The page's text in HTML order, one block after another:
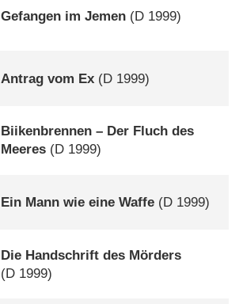
Gefangen im Jemen (D 1999)
Antrag vom Ex (D 1999)
Biikenbrennen – Der Fluch des
Meeres (D 1999)
Ein Mann wie eine Waffe (D 1999)
Die Handschrift des Mörders
(D 1999)